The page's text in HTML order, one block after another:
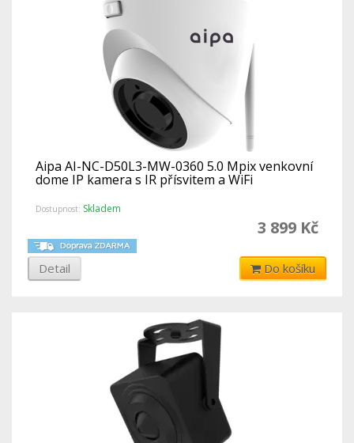
Aipa AI-NC-D50L3-MW-0360 5.0 Mpix venkovní
dome IP kamera s IR přísvitem a WiFi
Dostupnost: Skladem
3 899 Kč
Detail Do košíku